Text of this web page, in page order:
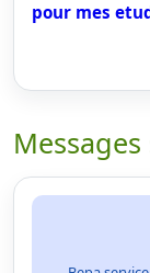
pour mes